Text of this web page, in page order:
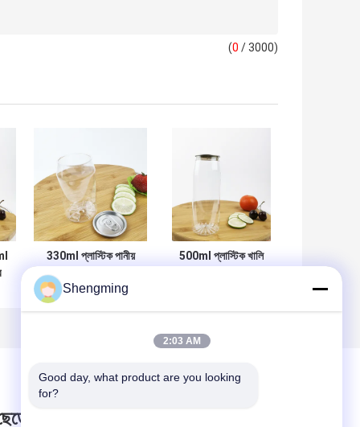
(0 / 3000)
330ml প্লাস্টিক পানীয়
ক্যান নলাকার পিইটি পাত্রে
সহজ টান কভার
500ml প্লাস্টিক খালি
Shengming
2:03 AM
Good day, what product are you looking
for?